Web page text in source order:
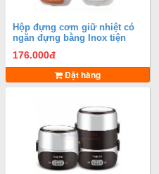
Hộp đựng cơm giữ nhiệt có
ngăn đựng bằng Inox tiện
176.000đ
Đặt hàng